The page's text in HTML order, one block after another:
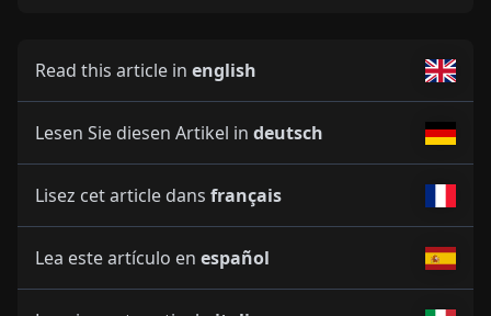
Read this article in english
Lesen Sie diesen Artikel in deutsch
Lisez cet article dans français
Lea este artículo en español